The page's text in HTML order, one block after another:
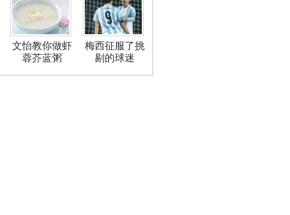
文怡教你做虾
蓉芥蓝粥
梅西征服了挑
剔的球迷